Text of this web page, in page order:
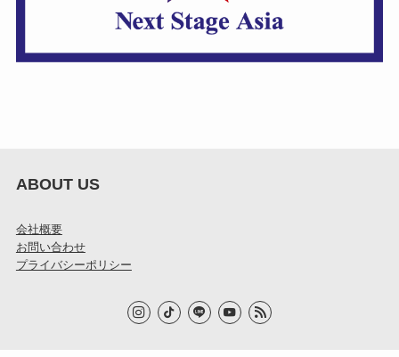
ABOUT US
会社概要
お問い合わせ
プライバシーポリシー